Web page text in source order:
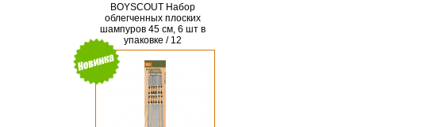
BOYSCOUT Набор
облегченных плоских
шампуров 45 см, 6 шт в
упаковке / 12